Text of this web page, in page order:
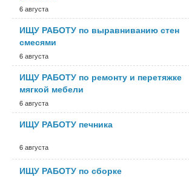
6 августа
ИЩУ РАБОТУ по выравниванию стен
смесями
6 августа
ИЩУ РАБОТУ по ремонту и перетяжке
мягкой мебели
6 августа
ИЩУ РАБОТУ печника
6 августа
ИЩУ РАБОТУ по сборке